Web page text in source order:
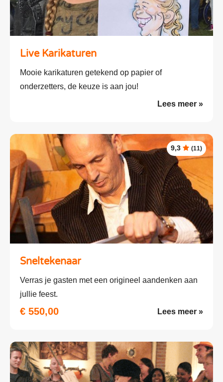
Live Karikaturen
Mooie karikaturen getekend op papier of
onderzetters, de keuze is aan jou!
Lees meer »
9,3 (11)
Sneltekenaar
Verras je gasten met een origineel aandenken aan
jullie feest.
€ 550,00 Lees meer »